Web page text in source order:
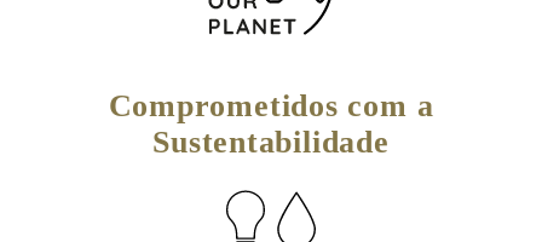
Comprometidos com a
Sustentabilidade